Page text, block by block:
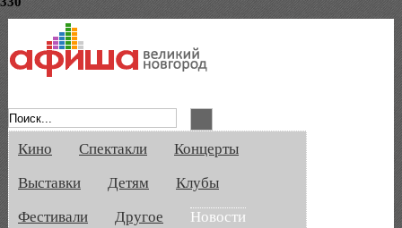
Кино Спектакли
Концерты
Выставки
Детям
Клубы
Фестивали
Другое
Новости